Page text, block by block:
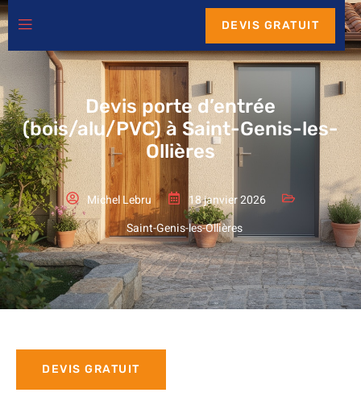
DEVIS GRATUIT
Devis porte d’entrée
(bois/alu/PVC) à Saint-Genis-les-
Ollières
Michel Lebru
18 janvier 2026
Saint-Genis-les-Ollières
DEVIS GRATUIT